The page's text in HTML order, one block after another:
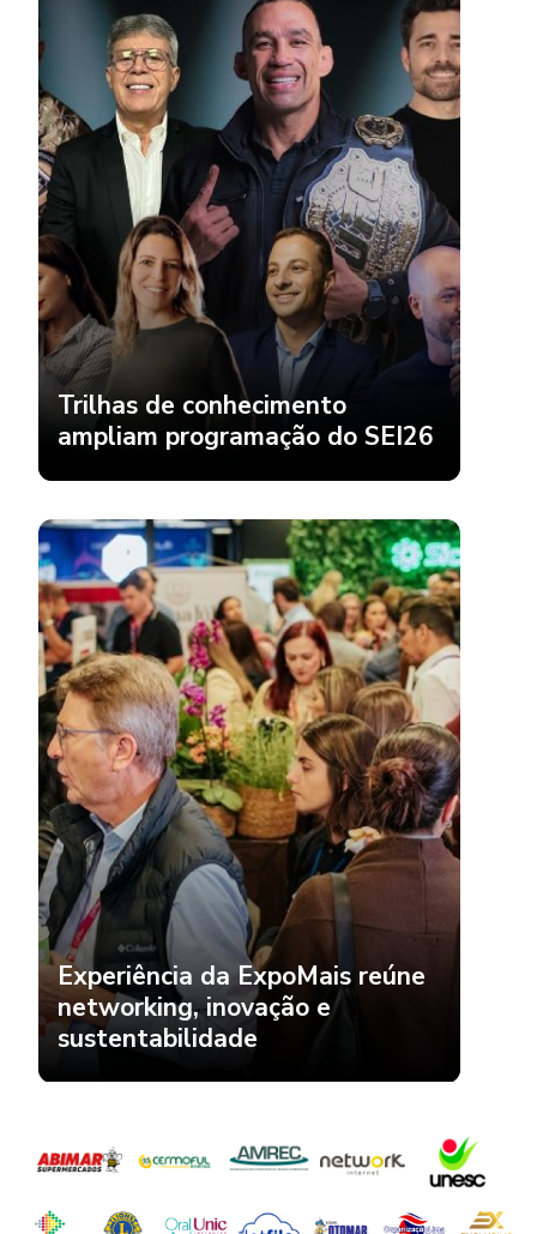
Trilhas de conhecimento
ampliam programação do SEI26
Experiência da ExpoMais reúne
networking, inovação e
sustentabilidade